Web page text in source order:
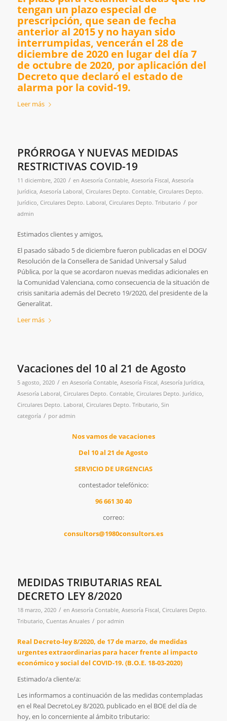
tengan un plazo especial de
prescripción, que sean de fecha
anterior al 2015 y no hayan sido
interrumpidas, vencerán el 28 de
diciembre de 2020 en lugar del día 7
de octubre de 2020, por aplicación del
Decreto que declaró el estado de
alarma por la covid-19.
Leer más
PRÓRROGA Y NUEVAS MEDIDAS
RESTRICTIVAS COVID-19
11 diciembre, 2020 / en Asesoría Contable, Asesoría Fiscal, Asesoría
Jurídica, Asesoría Laboral, Circulares Depto. Contable, Circulares Depto.
Jurídico, Circulares Depto. Laboral, Circulares Depto. Tributario / por
admin
Estimados clientes y amigos,
El pasado sábado 5 de diciembre fueron publicadas en el DOGV
Resolución de la Consellera de Sanidad Universal y Salud
Pública, por la que se acordaron nuevas medidas adicionales en
la Comunidad Valenciana, como consecuencia de la situación de
crisis sanitaria además del Decreto 19/2020, del presidente de la
Generalitat.
Leer más
Vacaciones del 10 al 21 de Agosto
5 agosto, 2020 / en Asesoría Contable, Asesoría Fiscal, Asesoría Jurídica,
Asesoría Laboral, Circulares Depto. Contable, Circulares Depto. Jurídico,
Circulares Depto. Laboral, Circulares Depto. Tributario, Sin
categoría / poradmin
Nos vamos de vacaciones
Del 10 al 21 de Agosto
SERVICIO DE URGENCIAS
contestador telefónico:
96 661 30 40
correo:
consultors@1980consultors.es
MEDIDAS TRIBUTARIAS REAL
DECRETO LEY 8/2020
18 marzo, 2020 / en Asesoría Contable, Asesoría Fiscal Circulares Depto.
Tributario Cuentas Anuales / poradmin
Real Decreto-ley 8/2020, de 17 de marzo, de medidas
urgentes extraordinarias para hacer frente al impacto
económico y social del COVID-19. (B.O.E. 18-03-2020)
Estimado/a cliente/a:
Les informamos a continuación de las medidas contempladas
en el Real DecretoLey 8/2020, publicado en el BOE del día de
hoy, en lo concerniente al ámbito tributario: